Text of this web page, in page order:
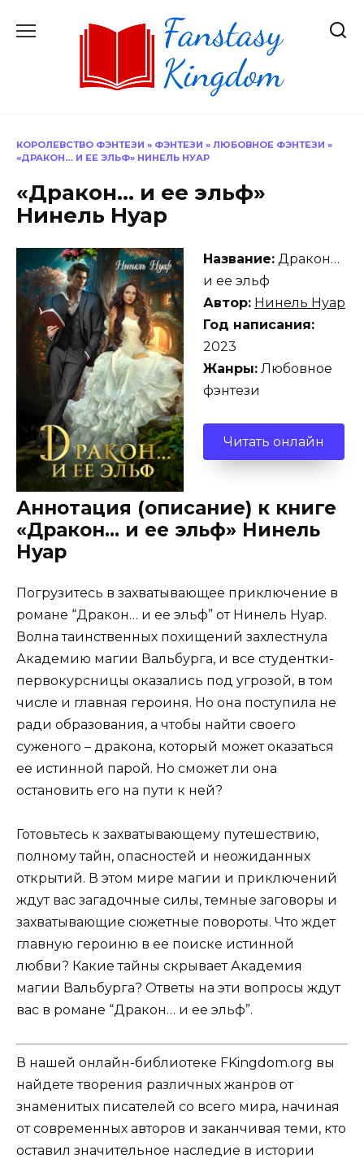
КОРОЛЕВСТВО ФЭНТЕЗИ » ФЭНТЕЗИ » ЛЮБОВНОЕ ФЭНТЕЗИ »
«ДРАКОН… И ЕЕ ЭЛЬФ» НИНЕЛЬ НУАР
«Дракон… и ее эльф»
Нинель Нуар
Название: Дракон…
и ее эльф
Автор: Нинель Нуар
Год написания:
2023
Жанры: Любовное
фэнтези
Читать онлайн
Аннотация (описание) к книге
«Дракон… и ее эльф» Нинель
Нуар
Погрузитесь в захватывающее приключение в
романе “Дракон… и ее эльф” от Нинель Нуар.
Волна таинственных похищений захлестнула
Академию магии Вальбурга, и все студентки-
первокурсницы оказались под угрозой, в том
числе и главная героиня. Но она поступила не
ради образования, а чтобы найти своего
суженого – дракона, который может оказаться
ее истинной парой. Но сможет ли она
остановить его на пути к ней?
Готовьтесь к захватывающему путешествию,
полному тайн, опасностей и неожиданных
открытий. В этом мире магии и приключений
ждут вас загадочные силы, темные заговоры и
захватывающие сюжетные повороты. Что ждет
главную героиню в ее поиске истинной
любви? Какие тайны скрывает Академия
магии Вальбурга? Ответы на эти вопросы ждут
вас в романе “Дракон… и ее эльф”.
В нашей онлайн-библиотеке FKingdom.org вы
найдете творения различных жанров от
знаменитых писателей со всего мира, начиная
от современных авторов и заканчивая теми, кто
оставил значительное наследие в истории